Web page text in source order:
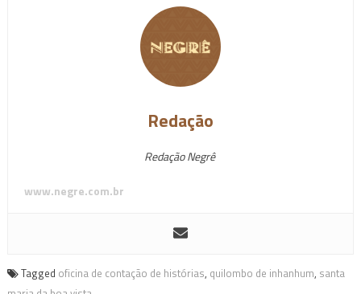
Redação
Redação Negrê
www.negre.com.br
Tagged oficina de contação de histórias, quilombo de inhanhum, santa